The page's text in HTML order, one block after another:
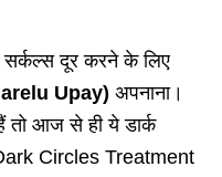
सर्कल्स दूर करने के लिए
Upay) अपनाना।
आज से ही ये डार्क
Circles Treatment